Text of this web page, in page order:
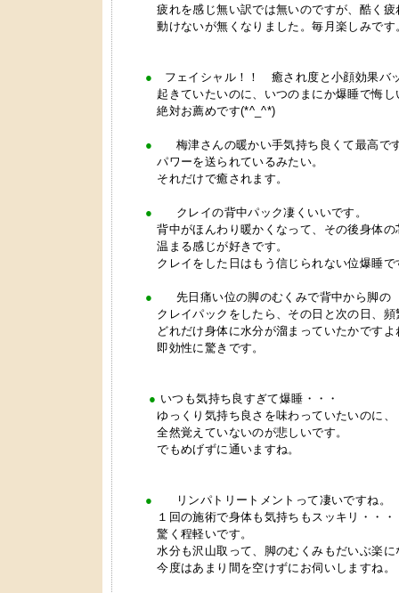
疲れを感じ無い訳では無いのですが、酷く疲
動けないが無くなりました。毎月楽しみです
● フェイシャル！！ 癒され度と小顔効果バ
起きていたいのに、いつのまにか爆睡で悔し
絶対お薦めです(*^_^*)
● 梅津さんの暖かい手気持ち良くて最高で
パワーを送られているみたい。
それだけで癒されます。
● クレイの背中パック凄くいいです。
背中がほんわり暖かくなって、その後身体の
温まる感じが好きです。
クレイをした日はもう信じられない位爆睡で
● 先日痛い位の脚のむくみで背中から脚の
クレイパックをしたら、その日と次の日、頻
どれだけ身体に水分が溜まっていたかですよ
即効性に驚きです。
● いつも気持ち良すぎて爆睡・・・
ゆっくり気持ち良さを味わっていたいのに、
全然覚えていないのが悲しいです。
でもめげずに通いますね。
● リンパトリートメントって凄いですね。
１回の施術で身体も気持ちもスッキリ・・・
驚く程軽いです。
水分も沢山取って、脚のむくみもだいぶ楽に
今度はあまり間を空けずにお伺いします